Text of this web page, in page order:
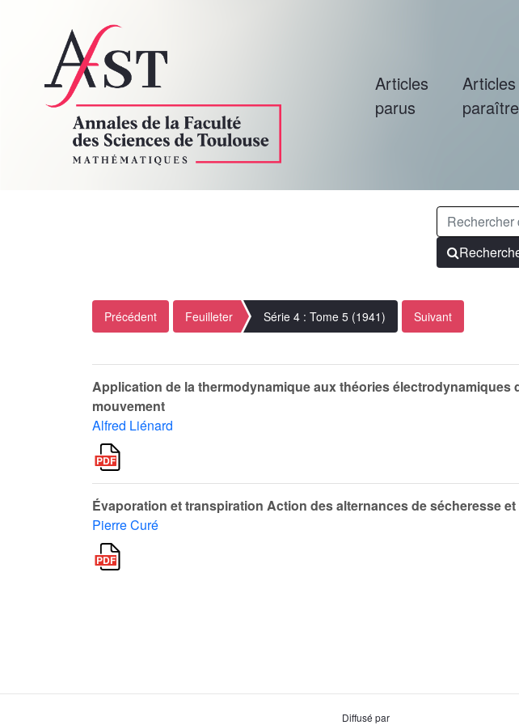
Articles
parus
paraître
Précédent Feuilleter Série 4 : Tome 5 (1941) Suivant
Application de la thermodynamique aux théories électrodynamiques
mouvement
Alfred Liénard
Évaporation et transpiration Action des alternances de sécheresse
Pierre Curé
Diffusé par